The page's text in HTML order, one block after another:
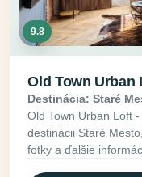
9.8
Old Town Urban
Destinácia: Staré
Old Town Urban Loft
destinácii Staré
fotky a ďalšie